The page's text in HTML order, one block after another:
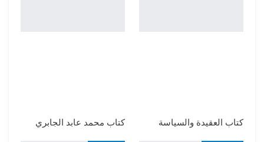
كتاب العقيدة والسياسة كتاب محمد عابد الجابري